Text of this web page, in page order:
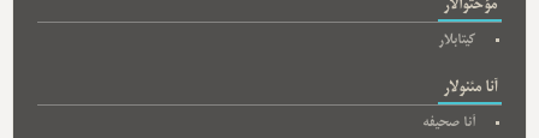
مؤحتوالار
کیتابلار
آنا مئنولار
آنا صحیفه